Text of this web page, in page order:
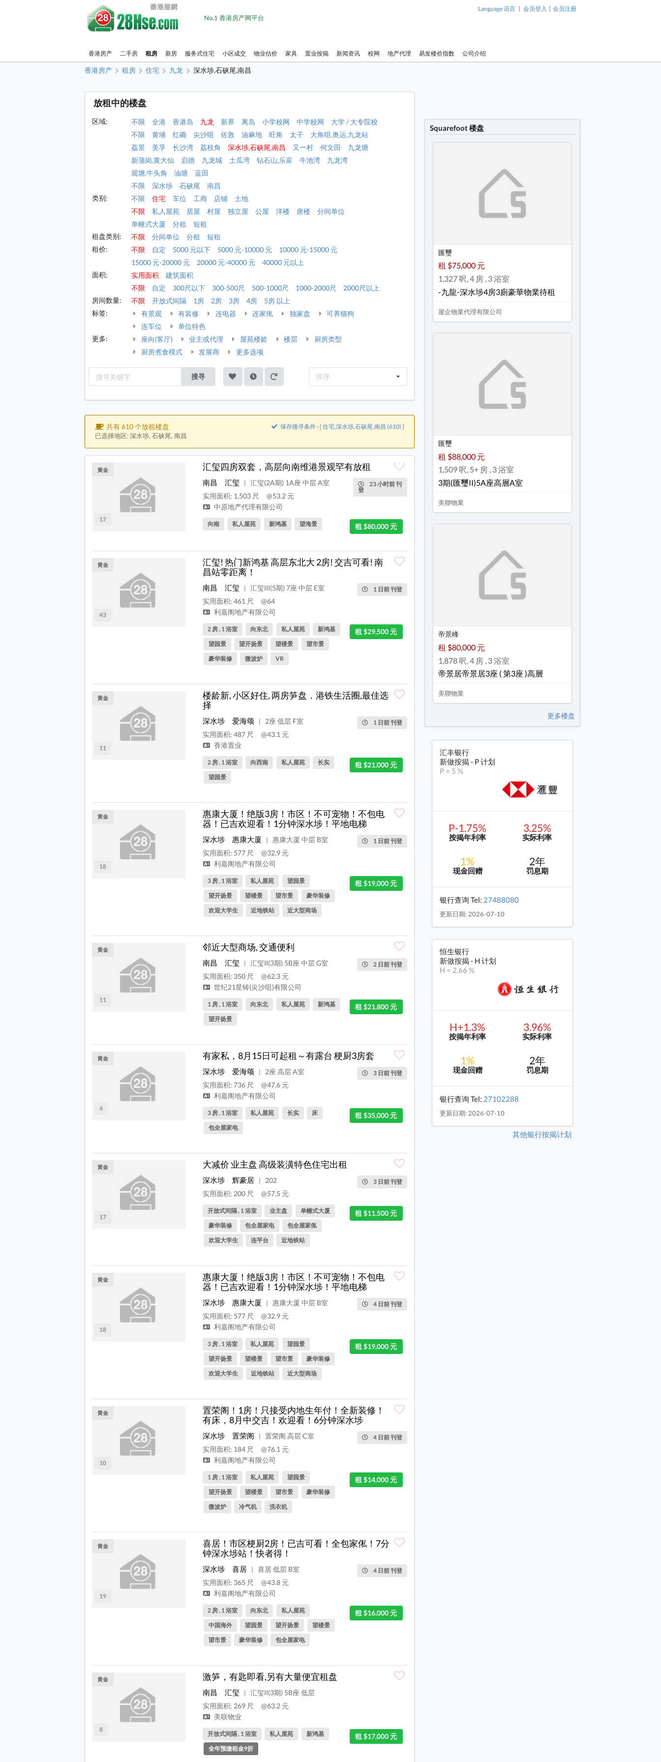
No.1 香港房产网平台
Language 语言 | 会员登入 | 会员注册
香港房产 二手房 租房 新房 服务式住宅 小区成交 物业估价 家具 置业按揭 新闻资讯 校网 地产代理 易发楼价指数 公司介绍
香港房产 租房 住宅 九龙 深水埗,石硖尾,南昌
放租中的楼盘
区域: 不限 全港 香港岛 九龙 新界 离岛 小学校网 中学校网
大学 / 大专院校
不限
黄埔 红磡 尖沙咀 佐敦 油麻地 旺角 太子
大角咀,奥运,九龙站
荔景
美孚 长沙湾 荔枝角 深水埗,石硖尾,南昌 又一村 何文田
九龙塘
新蒲岗,黄大仙
启德 九龙城 土瓜湾 钻石山,乐富 牛池湾
九龙湾
观塘,牛头角
油塘
蓝田
不限
深水埗 石硖尾
南昌
类别:
不限 住宅 车位 工商 店铺
土地
不限
私人屋苑 居屋 村屋 独立屋 公屋 洋楼 唐楼
分间单位
单幢式大厦
分租
短租
租盘类别:
不限 分间单位 分租
短租
租价:
不限 自定 5000 元以下 5000 元-10000 元
10000 元-15000 元
15000 元-20000 元
20000 元-40000 元
40000 元以上
面积:
实用面积
建筑面积
不限
自定 300尺以下 300-500尺 500-1000尺 1000-2000尺
2000尺以上
房间数量:
不限 开放式间隔 1房 2房 3房 4房
5房 以上
标签:
有景观 有装修 连电器 连家俬 独家盘
可养猫狗
连车位
单位特色
更多:
座向(客厅) 业主或代理 屋苑楼龄 楼层
厨房类型
厨房煮食模式
发展商 更多选项
搜寻 排序
共有 610 个放租楼盘
已选择地区: 深水埗, 石硖尾, 南昌
保存搜寻条件 - [ 住宅,深水埗,石硖尾,南昌 (610) ]
17
黄金 汇玺四房双套，高层向南维港景观罕有放租
23 小时前 刊
登
南昌 汇玺 |
汇玺(2A期) 1A座 中层 A室
实用面积: 1,503 尺
@53.2 元
中原地产代理有限公司
租 $80,000 元
向南 私人屋苑 新鸿基 望海景
43
黄金
汇玺! 热门新鸿基 高层东北大 2房! 交吉可看! 南
昌站零距离！
1 日前 刊登
南昌 汇玺 |
汇玺III(5期) 7座 中层 E室
实用面积: 461 尺
@64
利嘉阁地产有限公司
租 $29,500 元
2 房 , 1 浴室 向东北 私人屋苑
新鸿基
望园景
望开扬景 望楼景
望市景
豪华装修
微波炉 VR
11
黄金
楼龄新, 小区好住, 两房笋盘．港铁生活圈,最佳选
择
1 日前 刊登
深水埗 爱海颂 |
2座 低层 F室
实用面积: 487 尺
@43.1 元
香港置业
租 $21,000 元
2 房 , 1 浴室 向西南 私人屋苑
长实
望园景
18
黄金
惠康大厦！绝版3房！市区！不可宠物！不包电
器！已吉欢迎看！1分钟深水埗！平地电梯
1 日前 刊登
深水埗 惠康大厦 |
惠康大厦 中层 B室
实用面积: 577 尺
@32.9 元
利嘉阁地产有限公司
租 $19,000 元
3 房 , 1 浴室 私人屋苑
望园景
望开扬景
望楼景 望市景
豪华装修
欢迎大学生
近地铁站 近大型商场
11
黄金 邻近大型商场, 交通便利
2 日前 刊登
南昌 汇玺 |
汇玺II(3期) 5B座 中层 G室
实用面积: 350 尺
@62.3 元
世纪21星铸(尖沙咀)有限公司
租 $21,800 元
1 房 , 1 浴室 向东北 私人屋苑
新鸿基
望开扬景
4
黄金 有家私，8月15日可起租～有露台 梗厨3房套
3 日前 刊登
深水埗 爱海颂 |
2座 高层 A室
实用面积: 736 尺
@47.6 元
利嘉阁地产有限公司
租 $35,000 元
3 房 , 1 浴室 私人屋苑 长实
床
包全屋家电
17
黄金 大减价 业主盘 高级装潢特色住宅出租
3 日前 刊登
深水埗 辉豪居 |
202
实用面积: 200 尺
@57.5 元
租 $11,500 元
开放式间隔 , 1 浴室 业主盘
单幢式大厦
豪华装修
包全屋家电
包全屋家俬
欢迎大学生
连平台 近地铁站
18
黄金
惠康大厦！绝版3房！市区！不可宠物！不包电
器！已吉欢迎看！1分钟深水埗！平地电梯
4 日前 刊登
深水埗 惠康大厦 |
惠康大厦 中层 B室
实用面积: 577 尺
@32.9 元
利嘉阁地产有限公司
租 $19,000 元
3 房 , 1 浴室 私人屋苑
望园景
望开扬景
望楼景 望市景
豪华装修
欢迎大学生
近地铁站 近大型商场
10
黄金
置荣阁！1房！只接受内地生年付！全新装修！
有床，8月中交吉！欢迎看！6分钟深水埗
4 日前 刊登
深水埗 置荣阁 |
置荣阁 高层 C室
实用面积: 184 尺
@76.1 元
利嘉阁地产有限公司
租 $14,000 元
1 房 , 1 浴室 私人屋苑
望园景
望开扬景
望楼景 望市景
豪华装修
微波炉
冷气机 洗衣机
19
黄金
喜居！市区梗厨2房！已吉可看！全包家俬！7分
钟深水埗站！快者得！
4 日前 刊登
深水埗 喜居 |
喜居 低层 B室
实用面积: 365 尺
@43.8 元
利嘉阁地产有限公司
租 $16,000 元
2 房 , 1 浴室 向东北
私人屋苑
中国海外
望园景 望开扬景
望楼景
望市景
豪华装修 包全屋家电
8
黄金 激笋，有匙即看,另有大量便宜租盘
南昌 汇玺 |
汇玺II(3期) 5B座 低层
实用面积: 269 尺
@63.2 元
美联物业
租 $17,000 元
开放式间隔 , 1 浴室 私人屋苑
新鸿基
全年预缴租金9折
Squarefoot 楼盘
匯璽
租 $75,000 元
1,327 呎, 4 房 , 3 浴室
-九龍-深水埗4房3廁豪華物業待租
屋企物業代理有限公司
匯璽
租 $88,000 元
1,509 呎, 5+ 房 , 3 浴室
3期(匯璽II)5A座高層A室
美聯物業
帝景峰
租 $80,000 元
1,878 呎, 4 房 , 3 浴室
帝景居帝景居3座 ( 第3座 )高層
美聯物業
更多楼盘
汇丰银行
新做按揭 - P 计划
P = 5 %
P-1.75%
按揭年利率
3.25%
实际利率
1%
现金回赠
2年
罚息期
银行查询 Tel: 27488080
更新日期: 2026-07-10
恒生银行
新做按揭 - H 计划
H = 2.66 %
H+1.3%
按揭年利率
3.96%
实际利率
1%
现金回赠
2年
罚息期
银行查询 Tel: 27102288
更新日期: 2026-07-10
其他银行按揭计划